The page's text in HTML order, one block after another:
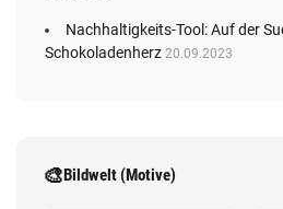
Nachhaltigkeits-Tool: Auf der
Schokoladenherz 20.09.2023
🎨 Bildwelt (Motive)